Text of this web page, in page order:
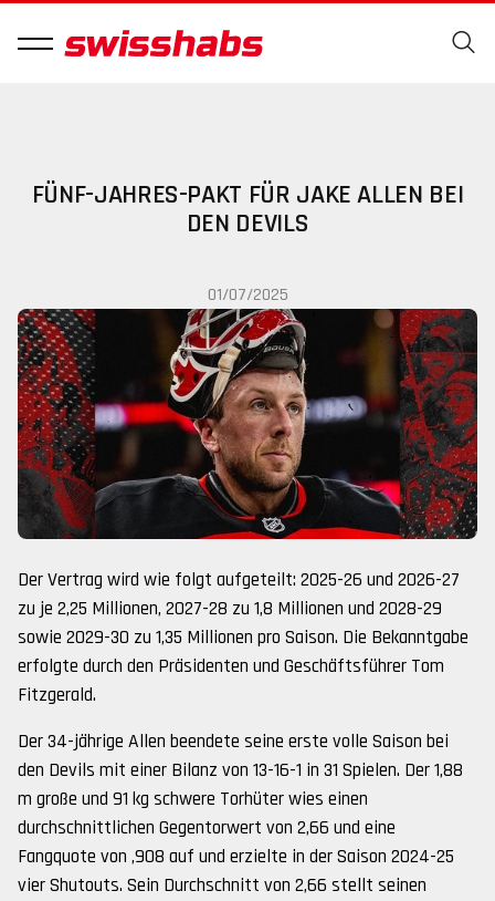
FÜNF-JAHRES-PAKT FÜR JAKE ALLEN BEI
DEN DEVILS
01/07/2025
Der Vertrag wird wie folgt aufgeteilt: 2025-26 und 2026-27
zu je 2,25 Millionen, 2027-28 zu 1,8 Millionen und 2028-29
sowie 2029-30 zu 1,35 Millionen pro Saison. Die Bekanntgabe
erfolgte durch den Präsidenten und Geschäftsführer Tom
Fitzgerald.
Der 34-jährige Allen beendete seine erste volle Saison bei
den Devils mit einer Bilanz von 13-16-1 in 31 Spielen. Der 1,88
m große und 91 kg schwere Torhüter wies einen
durchschnittlichen Gegentorwert von 2,66 und eine
Fangquote von ,908 auf und erzielte in der Saison 2024-25
vier Shutouts. Sein Durchschnitt von 2,66 stellt seinen